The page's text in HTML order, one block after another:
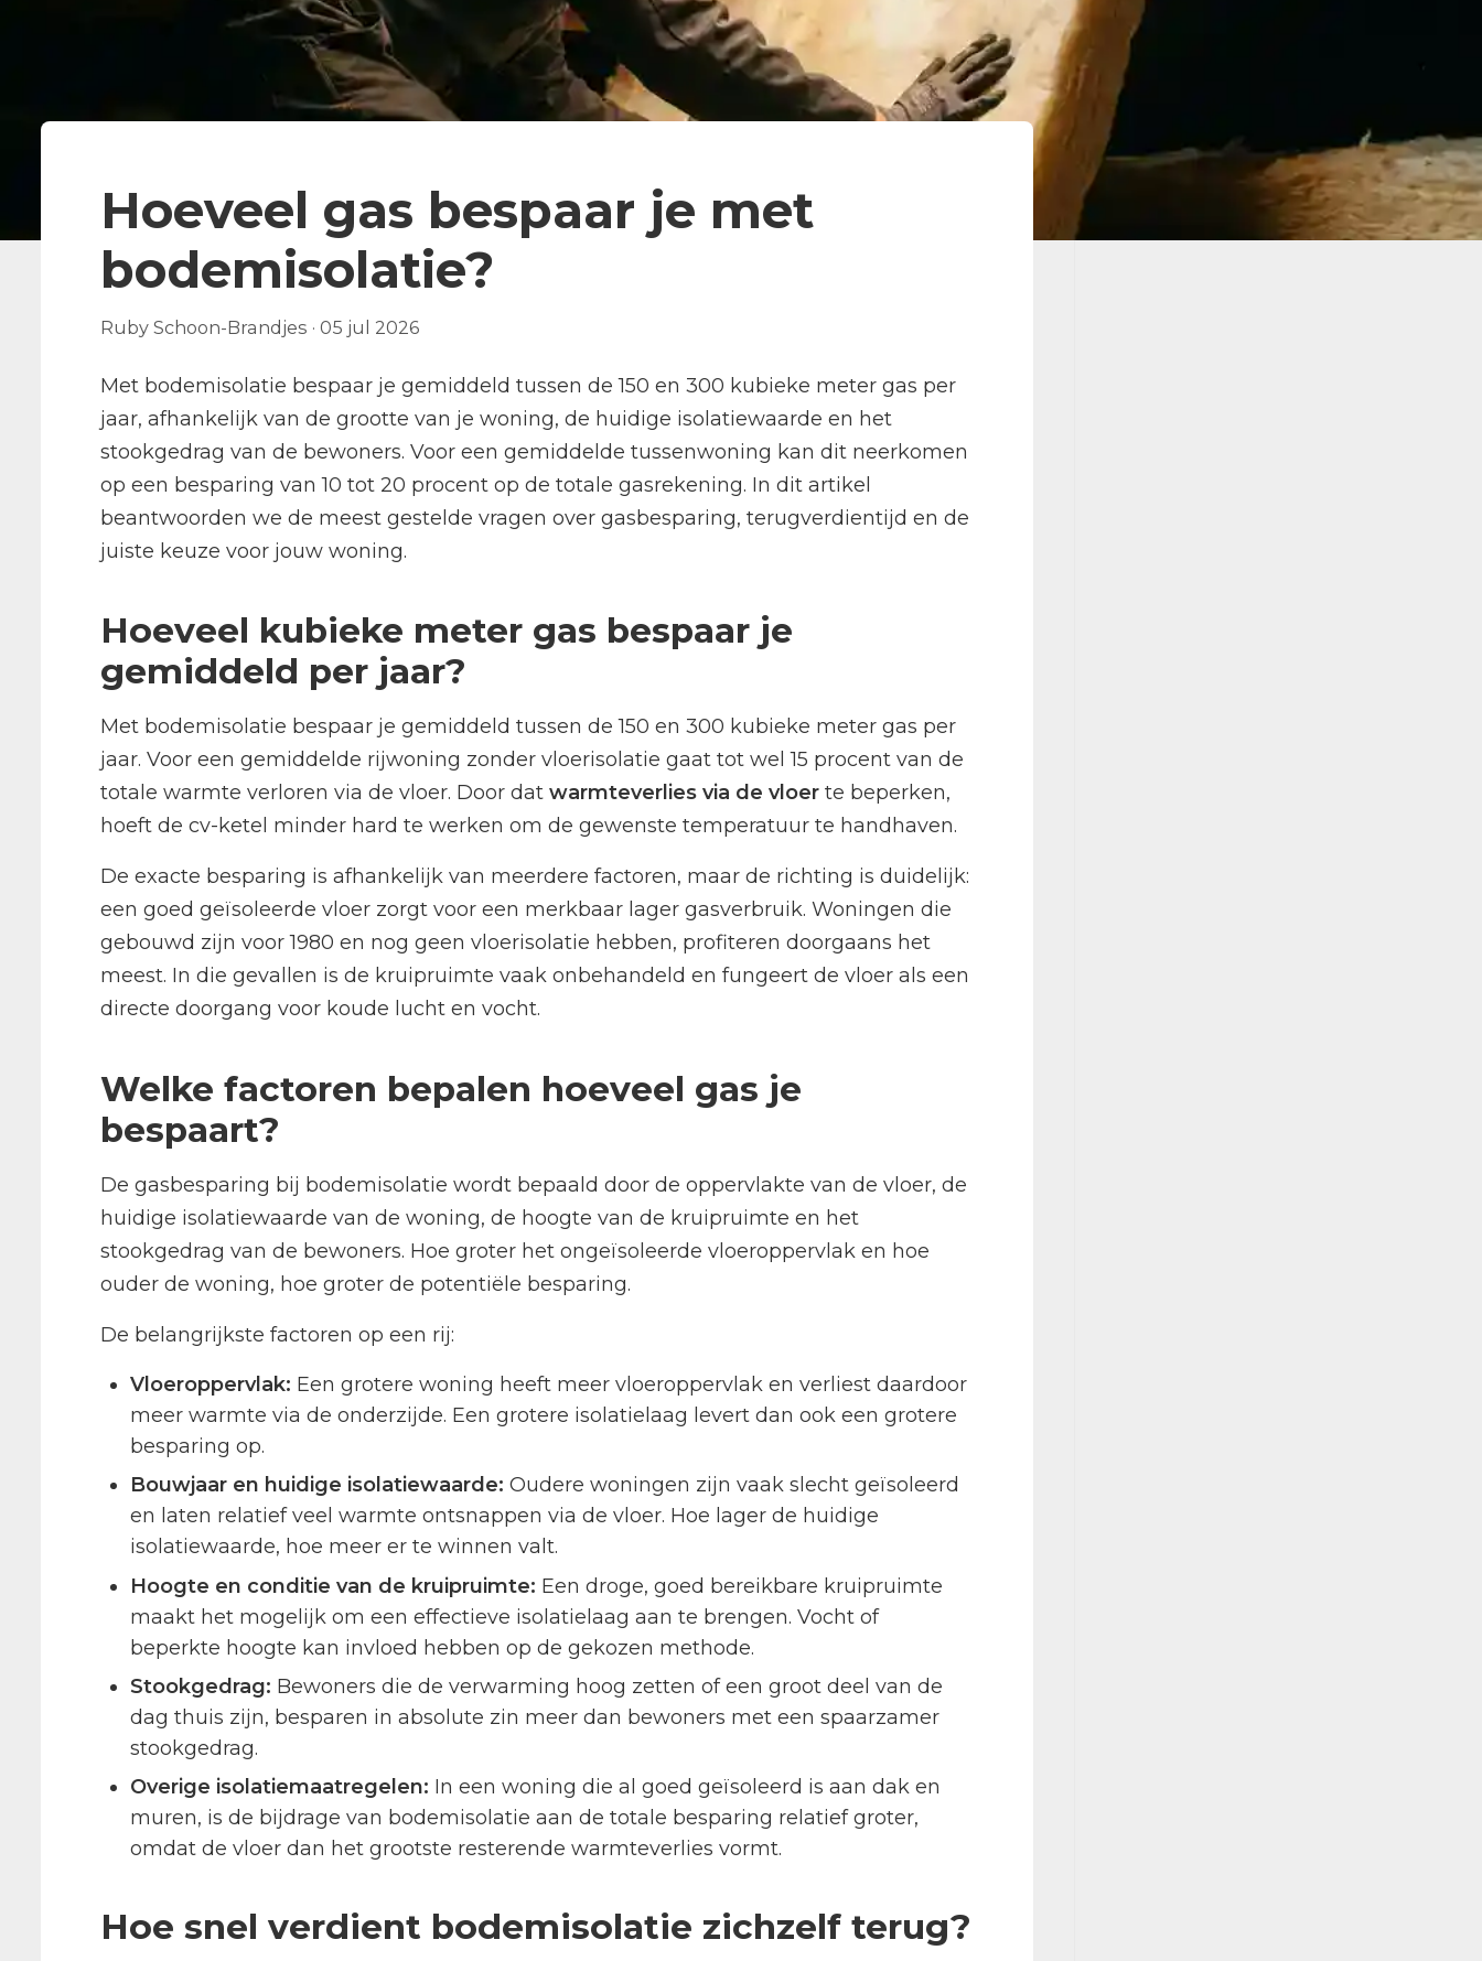
Hoeveel gas bespaar je met
bodemisolatie?
Ruby Schoon-Brandjes · 05 jul 2026
Met bodemisolatie bespaar je gemiddeld tussen de 150 en 300 kubieke meter gas per
jaar, afhankelijk van de grootte van je woning, de huidige isolatiewaarde en het
stookgedrag van de bewoners. Voor een gemiddelde tussenwoning kan dit neerkomen
op een besparing van 10 tot 20 procent op de totale gasrekening. In dit artikel
beantwoorden we de meest gestelde vragen over gasbesparing, terugverdientijd en de
juiste keuze voor jouw woning.
Hoeveel kubieke meter gas bespaar je
gemiddeld per jaar?
Met bodemisolatie bespaar je gemiddeld tussen de 150 en 300 kubieke meter gas per
jaar. Voor een gemiddelde rijwoning zonder vloerisolatie gaat tot wel 15 procent van de
totale warmte verloren via de vloer. Door dat warmteverlies via de vloerte beperken,
hoeft de cv-ketel minder hard te werken om de gewenste temperatuur te handhaven.
De exacte besparing is afhankelijk van meerdere factoren, maar de richting is duidelijk:
een goed geïsoleerde vloer zorgt voor een merkbaar lager gasverbruik. Woningen die
gebouwd zijn voor 1980 en nog geen vloerisolatie hebben, profiteren doorgaans het
meest. In die gevallen is de kruipruimte vaak onbehandeld en fungeert de vloer als een
directe doorgang voor koude lucht en vocht.
Welke factoren bepalen hoeveel gas je
bespaart?
De gasbesparing bij bodemisolatie wordt bepaald door de oppervlakte van de vloer, de
huidige isolatiewaarde van de woning, de hoogte van de kruipruimte en het
stookgedrag van de bewoners. Hoe groter het ongeïsoleerde vloeroppervlak en hoe
ouder de woning, hoe groter de potentiële besparing.
De belangrijkste factoren op een rij:
Vloeroppervlak: Een grotere woning heeft meer vloeroppervlak en verliest daardoor
meer warmte via de onderzijde. Een grotere isolatielaag levert dan ook een grotere
besparing op.
Bouwjaar en huidige isolatiewaarde: Oudere woningen zijn vaak slecht geïsoleerd
en laten relatief veel warmte ontsnappen via de vloer. Hoe lager de huidige
isolatiewaarde, hoe meer er te winnen valt.
Hoogte en conditie van de kruipruimte: Een droge, goed bereikbare kruipruimte
maakt het mogelijk om een effectieve isolatielaag aan te brengen. Vocht of
beperkte hoogte kan invloed hebben op de gekozen methode.
Stookgedrag: Bewoners die de verwarming hoog zetten of een groot deel van de
dag thuis zijn, besparen in absolute zin meer dan bewoners met een spaarzamer
stookgedrag.
Overige isolatiemaatregelen: In een woning die al goed geïsoleerd is aan dak en
muren, is de bijdrage van bodemisolatie aan de totale besparing relatief groter,
omdat de vloer dan het grootste resterende warmteverlies vormt.
Hoe snel verdient bodemisolatie zichzelf terug?